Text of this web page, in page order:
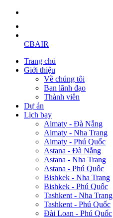
CBAIR
Trang chủ
Giới thiệu
Về chúng tôi
Ban lãnh đạo
Thành viên
Dự án
Lịch bay
Almaty - Đà Nẵng
Almaty - Nha Trang
Almaty - Phú Quốc
Astana - Đà Nẵng
Astana - Nha Trang
Astana - Phú Quốc
Bishkek - Nha Trang
Bishkek - Phú Quốc
Tashkent - Nha Trang
Tashkent - Phú Quốc
Đài Loan - Phú Quốc